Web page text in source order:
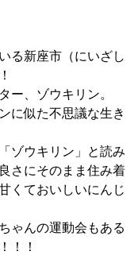
る新座市（にいざし
ー、ゾウキリン。
に似た不思議な生き
ゾウキリン」と読み
さにそのまま住み着
くておいしいにんじ
ゃんの運動会もある
！！